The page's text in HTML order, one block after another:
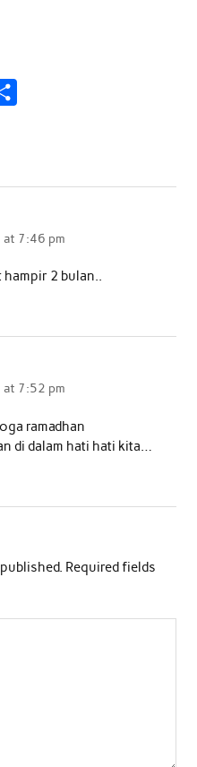
7:46 pm
hampir 2 bulan..
7:52 pm
ramadhan
di dalam hati hati kita…
Required fields